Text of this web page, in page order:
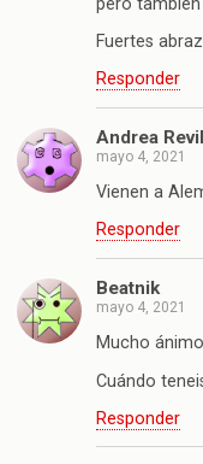
Fuertes
Responder
Andrea
mayo 4, 2021
Vienen a
Responder
Beatnik
mayo 4, 2021
Mucho
Cuándo
Responder